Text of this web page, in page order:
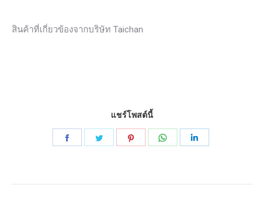
สินค้าที่เกี่ยวข้องจากบริษัท Taichan
แชร์โพสต์นี้